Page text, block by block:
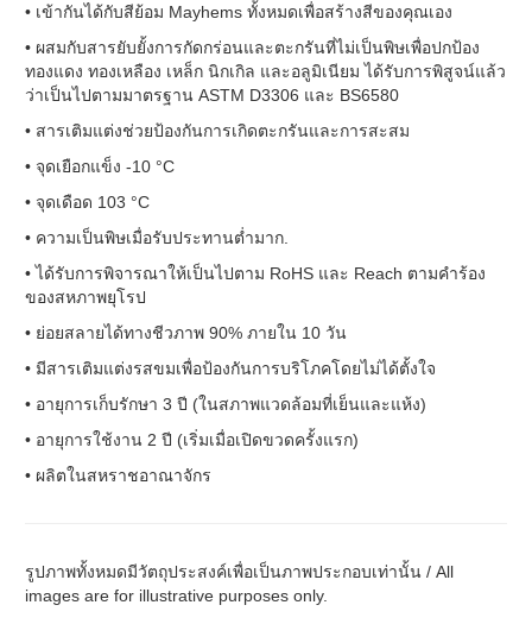
• เข้ากันได้กับสีย้อม Mayhems ทั้งหมดเพื่อสร้างสีของคุณเอง
• ผสมกับสารยับยั้งการกัดกร่อนและตะกรันที่ไม่เป็นพิษเพื่อปกป้อง
ทองแดง ทองเหลือง เหล็ก นิกเกิล และอลูมิเนียม ได้รับการพิสูจน์แล้ว
ว่าเป็นไปตามมาตรฐาน ASTM D3306 และ BS6580
• สารเติมแต่งช่วยป้องกันการเกิดตะกรันและการสะสม
• จุดเยือกแข็ง -10 °C
• จุดเดือด 103 °C
• ความเป็นพิษเมื่อรับประทานต่ำมาก.
• ได้รับการพิจารณาให้เป็นไปตาม RoHS และ Reach ตามคำร้อง
ของสหภาพยุโรป
• ย่อยสลายได้ทางชีวภาพ 90% ภายใน 10 วัน
• มีสารเติมแต่งรสขมเพื่อป้องกันการบริโภคโดยไม่ได้ตั้งใจ
• อายุการเก็บรักษา 3 ปี (ในสภาพแวดล้อมที่เย็นและแห้ง)
• อายุการใช้งาน 2 ปี (เริ่มเมื่อเปิดขวดครั้งแรก)
• ผลิตในสหราชอาณาจักร
รูปภาพทั้งหมดมีวัตถุประสงค์เพื่อเป็นภาพประกอบเท่านั้น / All
images are for illustrative purposes only.